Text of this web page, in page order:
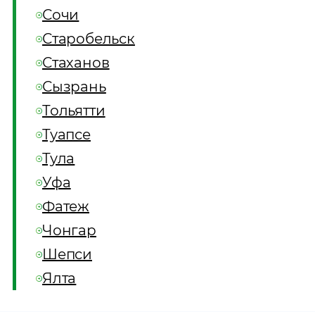
Сочи
Старобельск
Стаханов
Сызрань
Тольятти
Туапсе
Тула
Уфа
Фатеж
Чонгар
Шепси
Ялта